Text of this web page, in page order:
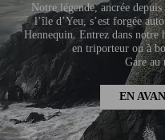
Notre légende, ancrée
l’île d’Yeu, s’est forgée
Hennequin. Entrez dans notre
en triporteur ou à
Gare au
EN